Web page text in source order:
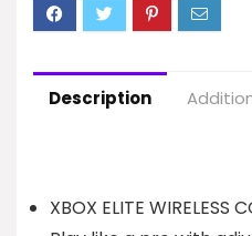
Description
XBOX ELITE WIRELESS